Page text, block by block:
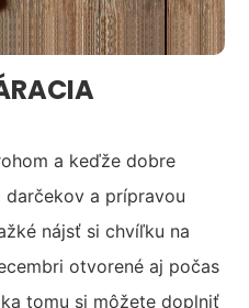
a keďže dobre
darčekov a prípravou
nájsť si chvíľku na
otvorené aj počas
tomu si môžete doplniť